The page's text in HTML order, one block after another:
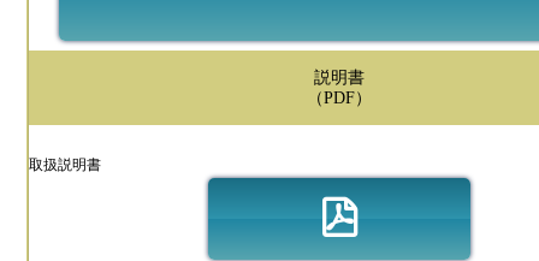
説明書
（PDF）
取扱説明書